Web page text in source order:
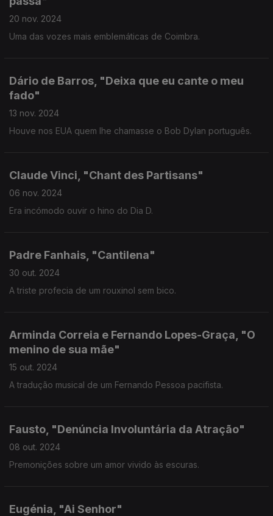
20 nov. 2024
Uma das vozes mais emblemáticas de Coimbra.
Dário de Barros, "Deixa que eu cante o meu
fado"
13 nov. 2024
Houve nos EUA quem lhe chamasse o Bob Dylan português.
Claude Vinci, "Chant des Partisans"
06 nov. 2024
Era incómodo ouvir o hino do Dia D.
Padre Fanhais, "Cantilena"
30 out. 2024
A triste profecia de um rouxinol sem bico.
Arminda Correia e Fernando Lopes-Graça, "O
menino de sua mãe"
15 out. 2024
A tradução musical de um Fernando Pessoa pacifista.
Fausto, "Denúncia Involuntária da Atração"
08 out. 2024
Premonições sobre um amor vivido às escuras.
Eugénia, "Ai Senhor"